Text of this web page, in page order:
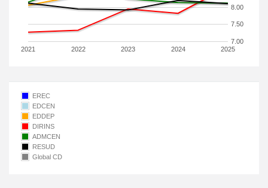
2021 2022 2023 2024 2025
7.00
7.50
8.00
EREC
EDCEN
EDDEP
DIRINS
ADMCEN
RESUD
Global CD